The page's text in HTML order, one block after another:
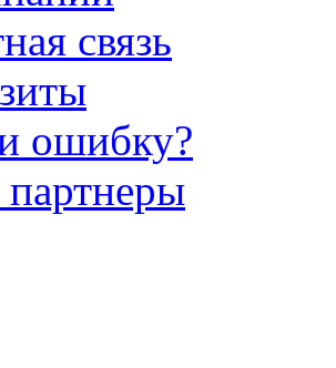
связь
ошибку?